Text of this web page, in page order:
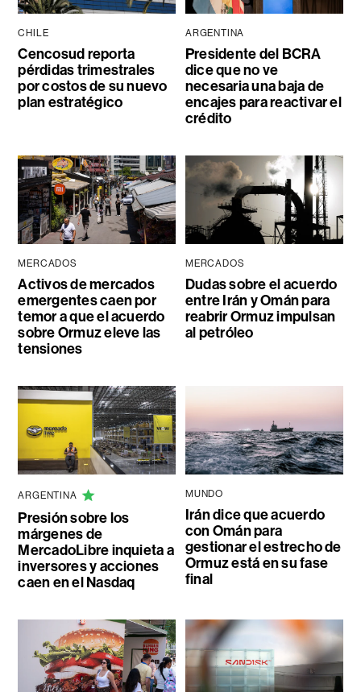
CHILE
Cencosud reporta
pérdidas trimestrales
por costos de su nuevo
plan estratégico
ARGENTINA
Presidente del BCRA
dice que no ve
necesaria una baja de
encajes para reactivar el
crédito
MERCADOS
Activos de mercados
emergentes caen por
temor a que el acuerdo
sobre Ormuz eleve las
tensiones
MERCADOS
Dudas sobre el acuerdo
entre Irán y Omán para
reabrir Ormuz impulsan
al petróleo
ARGENTINA
Presión sobre los
márgenes de
MercadoLibre inquieta a
inversores y acciones
caen en el Nasdaq
MUNDO
Irán dice que acuerdo
con Omán para
gestionar el estrecho de
Ormuz está en su fase
final